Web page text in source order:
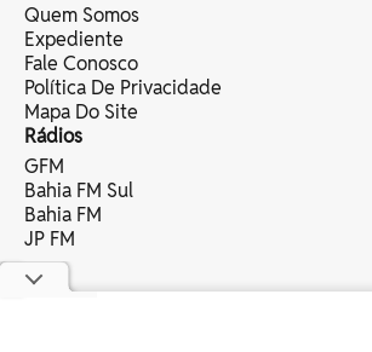
Quem Somos
Expediente
Fale Conosco
Política De Privacidade
Mapa Do Site
Rádios
GFM
Bahia FM Sul
Bahia FM
JP FM